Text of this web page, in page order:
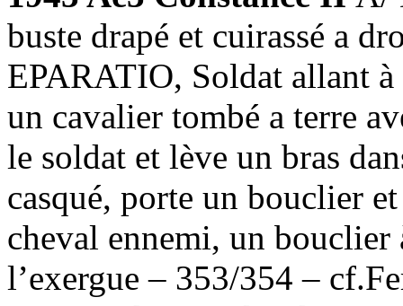
buste drapé et cuirassé a
EPARATIO, Soldat allant à
un cavalier tombé a terre
le soldat et lève un bras
casqué, porte un bouclier
cheval ennemi, un
l’exergue – 353/354 –